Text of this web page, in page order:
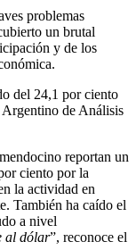
problemas
un brutal
y de los
del 24,1 por ciento
de Análisis
reportan un
ciento por la
la actividad en
También ha caído el
a nivel
al dólar”, reconoce el